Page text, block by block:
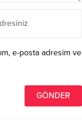
e-posta adresim ve